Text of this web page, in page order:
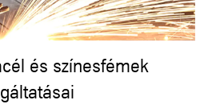
és színesfémek